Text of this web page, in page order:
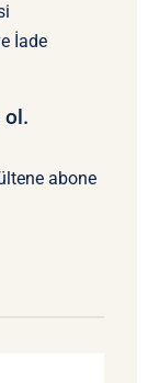
İade
ol.
abone